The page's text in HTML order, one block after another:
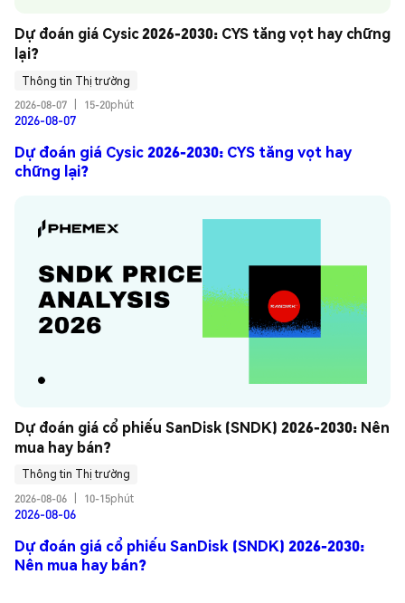
Dự đoán giá Cysic 2026-2030: CYS tăng vọt hay chững
lại?
Thông tin Thị trường
2026-08-07
15-20phút
2026-08-07
Dự đoán giá Cysic 2026-2030: CYS tăng vọt hay
chững lại?
Dự đoán giá cổ phiếu SanDisk (SNDK) 2026-2030: Nên
mua hay bán?
Thông tin Thị trường
2026-08-06
10-15phút
2026-08-06
Dự đoán giá cổ phiếu SanDisk (SNDK) 2026-2030:
Nên mua hay bán?